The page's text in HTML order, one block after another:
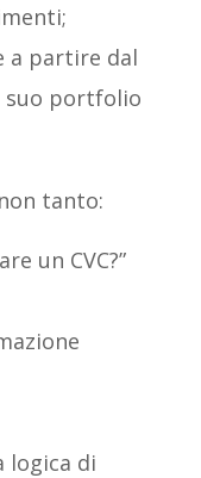
a partire dal
suo portfolio
tanto:
un CVC?”
logica di